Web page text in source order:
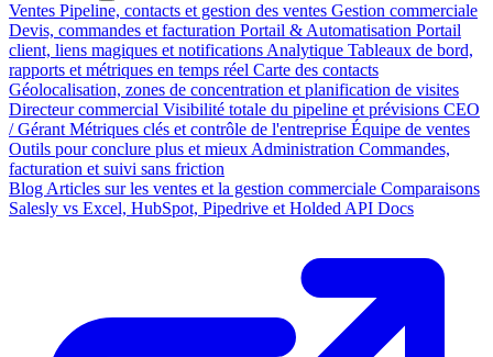
Ventes Pipeline, contacts et gestion des ventes Gestion commerciale
Devis, commandes et facturation Portail & Automatisation Portail
client, liens magiques et notifications Analytique Tableaux de bord,
rapports et métriques en temps réel Carte des contacts
Géolocalisation, zones de concentration et planification de visites
Directeur commercial Visibilité totale du pipeline et prévisions CEO
/ Gérant Métriques clés et contrôle de l'entreprise Équipe de ventes
Outils pour conclure plus et mieux Administration Commandes,
facturation et suivi sans friction
Blog Articles sur les ventes et la gestion commerciale Comparaisons
Salesly vs Excel, HubSpot, Pipedrive et Holded API Docs